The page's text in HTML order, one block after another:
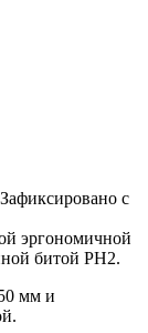
с
эргономичной
битой PH2.
мм и